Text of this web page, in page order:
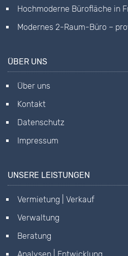
Hochmoderne Bürofläche in
Modernes 2-Raum-Büro –
ÜBER UNS
Über uns
Kontakt
Datenschutz
Impressum
UNSERE LEISTUNGEN
Vermietung | Verkauf
Verwaltung
Beratung
Analysen | Entwicklung